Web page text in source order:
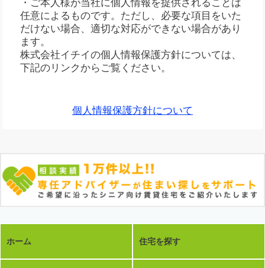
・ご本人様が当社に個人情報を提供されることは
任意によるものです。ただし、必要な項目をいた
だけない場合、適切な対応ができない場合があり
ます。
株式会社イチイの個人情報保護方針については、
下記のリンクからご覧ください。
個人情報保護方針について
ホーム 住宅を探す